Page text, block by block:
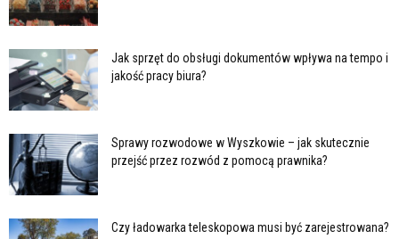
Jak sprzęt do obsługi dokumentów wpływa na tempo i
jakość pracy biura?
Sprawy rozwodowe w Wyszkowie – jak skutecznie
przejść przez rozwód z pomocą prawnika?
Czy ładowarka teleskopowa musi być zarejestrowana?